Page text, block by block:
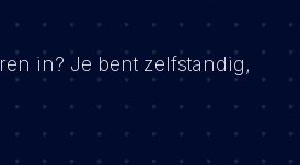
in? Je bent zelfstandig,